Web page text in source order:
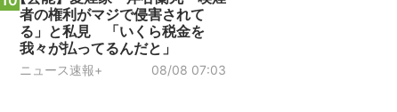
者の権利がマジで侵害されて
る」と私見 「いくら税金を
我々が払ってるんだと」
ニュース速報+ 08/08 07:03